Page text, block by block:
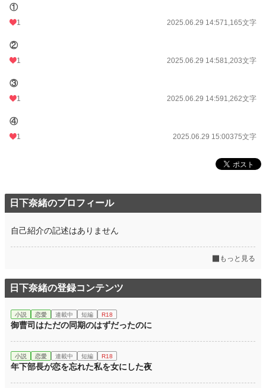
①
1 2025.06.29 14:571,165文字
②
1 2025.06.29 14:581,203文字
③
1 2025.06.29 14:591,262文字
④
1 2025.06.29 15:00375文字
日下奈緒のプロフィール
自己紹介の記述はありません
もっと見る
日下奈緒の登録コンテンツ
小説 恋愛 連載中 短編 R18
御曹司はただの同期のはずだったのに
小説 恋愛 連載中 短編 R18
年下部長が恋を忘れた私を女にした夜